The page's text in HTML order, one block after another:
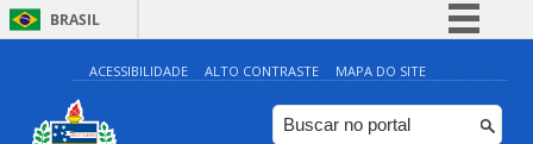
BRASIL
Simplifique!
Comunica BR
ACESSIBILIDADE ALTO CONTRASTE MAPA DO SITE